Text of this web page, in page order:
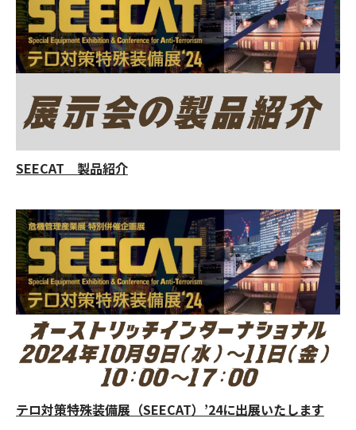
SEECAT 製品紹介
テロ対策特殊装備展（SEECAT）’24に出展いたします